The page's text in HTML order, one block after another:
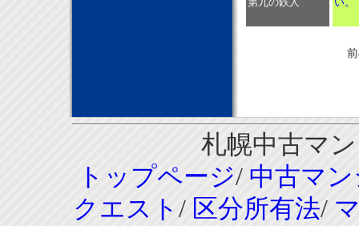
札幌中古マ
トップページ/ 中古マ
クエスト / 区分所有法/